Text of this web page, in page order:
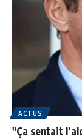
ACTUS
"Ça sentait